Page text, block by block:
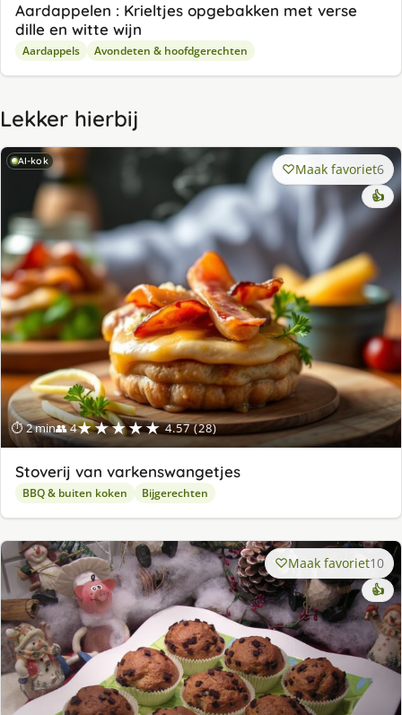
Aardappelen : Krieltjes opgebakken met verse
dille en witte wijn
Aardappels Avondeten & hoofdgerechten
Lekker hierbij
AI-kok
⏱ 2 min👥 4★★★★★ 4.57 (28)
Maak favoriet6
👍
Stoverij van varkenswangetjes
BBQ & buiten koken Bijgerechten
Maak favoriet10
👍